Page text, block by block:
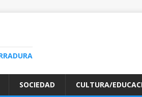
SOCIEDAD CULTURA/